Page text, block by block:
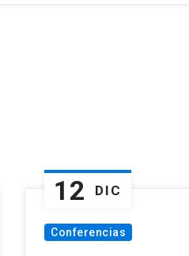
12 DIC
Conferencias